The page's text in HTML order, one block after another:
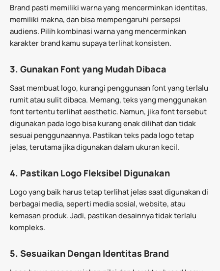
Brand pasti memiliki warna yang mencerminkan identitas,
memiliki makna, dan bisa mempengaruhi persepsi
audiens. Pilih kombinasi warna yang mencerminkan
karakter brand kamu supaya terlihat konsisten.
3. Gunakan Font yang Mudah Dibaca
Saat membuat logo, kurangi penggunaan font yang terlalu
rumit atau sulit dibaca. Memang, teks yang menggunakan
font tertentu terlihat aesthetic. Namun, jika font tersebut
digunakan pada logo bisa kurang enak dilihat dan tidak
sesuai penggunaannya. Pastikan teks pada logo tetap
jelas, terutama jika digunakan dalam ukuran kecil.
4. Pastikan Logo Fleksibel Digunakan
Logo yang baik harus tetap terlihat jelas saat digunakan di
berbagai media, seperti media sosial, website, atau
kemasan produk. Jadi, pastikan desainnya tidak terlalu
kompleks.
5. Sesuaikan Dengan Identitas Brand